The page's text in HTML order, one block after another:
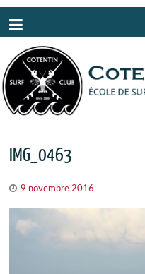
IMG_0463
9 novembre 2016
Panneau de gestion des cookies